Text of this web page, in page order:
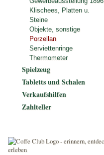
Klischees, Platten u.
Steine
Objekte, sonstige
Porzellan
Serviettenringe
Thermometer
Spielzeug
Tabletts und Schalen
Verkaufshilfen
Zahlteller